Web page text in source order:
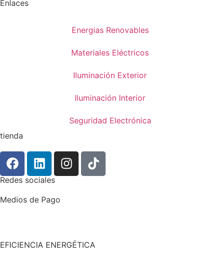
Enlaces
Energias Renovables
Materiales Eléctricos
Iluminación Exterior
Iluminación Interior
Seguridad Electrónica
tienda
Redes sociales
Medios de Pago
EFICIENCIA ENERGÉTICA